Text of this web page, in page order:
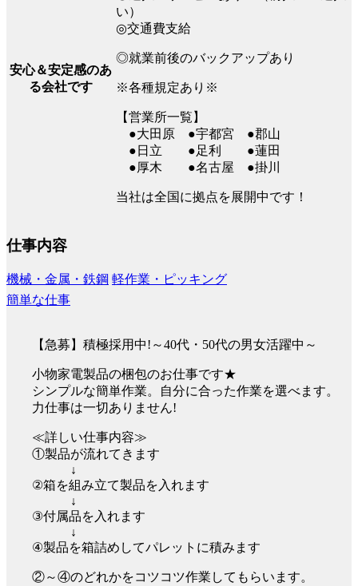
安心＆安定感のあ
る会社です
い）
◎交通費支給
◎就業前後のバックアップあり
※各種規定あり※
【営業所一覧】
●大田原 ●宇都宮 ●郡山
●日立 ●足利 ●蓮田
●厚木 ●名古屋 ●掛川
当社は全国に拠点を展開中です！
仕事内容
機械・金属・鉄鋼 軽作業・ピッキング
簡単な仕事
【急募】積極採用中!～40代・50代の男女活躍中～
小物家電製品の梱包のお仕事です★
シンプルな簡単作業。自分に合った作業を選べます。
力仕事は一切ありません!
≪詳しい仕事内容≫
①製品が流れてきます
↓
②箱を組み立て製品を入れます
↓
③付属品を入れます
↓
④製品を箱詰めしてパレットに積みます
②～④のどれかをコツコツ作業してもらいます。